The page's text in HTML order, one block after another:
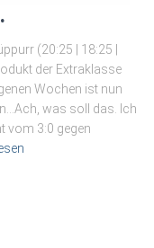
(20:25 | 18:25 |
der Extraklasse
Wochen ist nun
was soll das. Ich
vom 3:0 gegen